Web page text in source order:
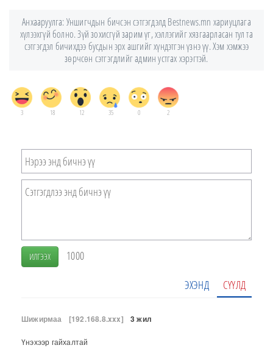
Анхааруулга: Уншигчдын бичсэн сэтгэгдэлд Bestnews.mn хариуцлага
хүлээхгүй болно. Зүй зохисгүй зарим үг, хэллэгийг хязгаарласан тул та
сэтгэгдэл бичихдээ бусдын эрх ашгийг хүндэтгэн үзнэ үү. Хэм хэмжээ
зөрчсөн сэтгэгдлийг админ устгах хэрэгтэй.
3 18 12 35 0 2
ИЛГЭЭХ 1000
ЭХЭНД СҮҮЛД
Шижирмаа [192.168.8.xxx] 3 жил
Үнэхээр гайхалтай